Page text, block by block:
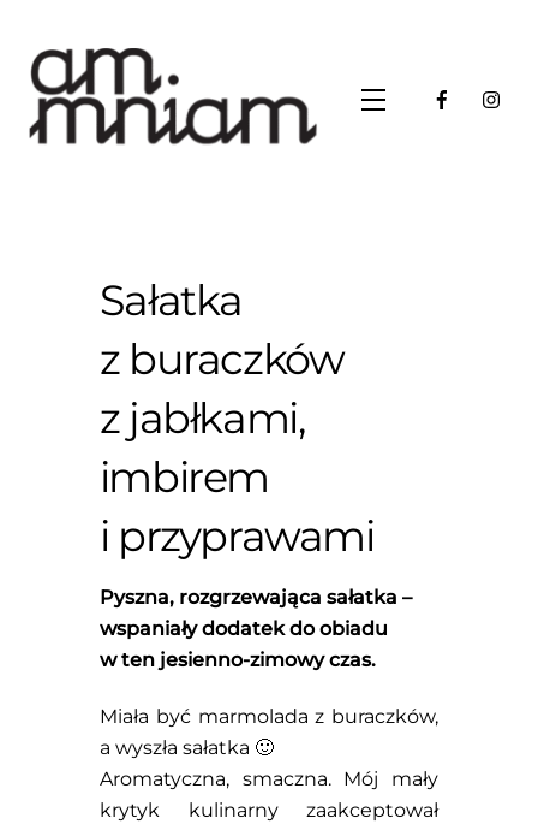
content
Menu
Sałatka
z buraczków
z jabłkami,
imbirem
i przyprawami
Pyszna, rozgrzewająca sałatka –
wspaniały dodatek do obiadu
w ten jesienno-zimowy czas.
Miała być marmolada z buraczków,
a wyszła sałatka 🙂
Aromatyczna, smaczna. Mój mały
krytyk kulinarny zaakceptował